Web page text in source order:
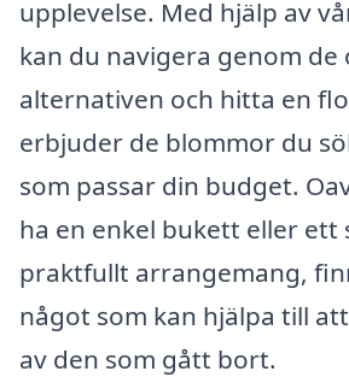
upplevelse. Med hjälp av
kan du navigera genom de
alternativen och hitta en
erbjuder de blommor du
som passar din budget.
ha en enkel bukett eller ett
praktfullt arrangemang,
något som kan hjälpa till
av den som gått bort.